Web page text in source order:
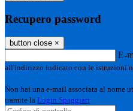
Recupero password
button close ×
E-
all'indirizzo indicato con le istruzioni
Non hai una e-mail associata al nome
tramite la Login Spaggiari